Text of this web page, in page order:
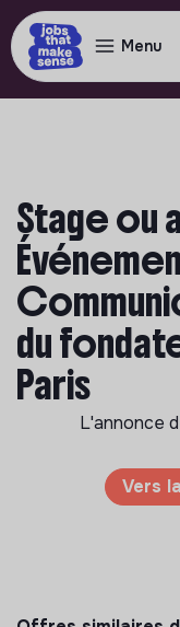
Menu
Stage ou
du
Paris
L'annonce
Vers